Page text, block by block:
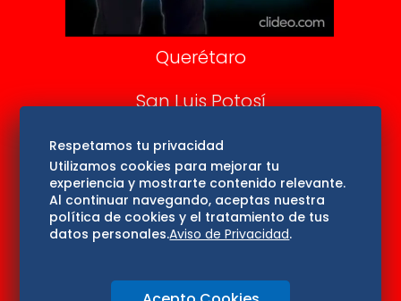
Consultas
Querétaro
San Luis Potosí
Edomex
Consultas
Hidalgo
Oaxaca
Respetamos tu privacidad
Utilizamos cookies para mejorar tu
experiencia y mostrarte contenido relevante.
Al continuar navegando, aceptas nuestra
política de cookies y el tratamiento de tus
datos personales.Aviso de Privacidad.